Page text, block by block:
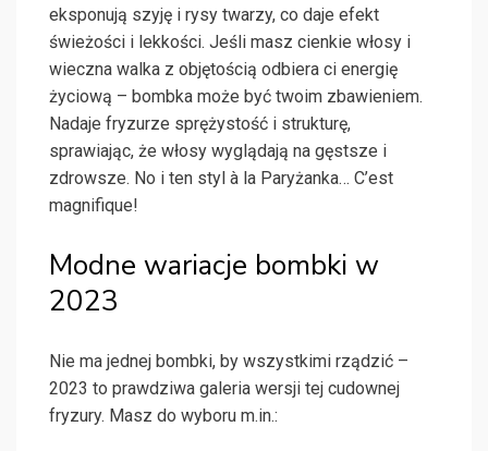
eksponują szyję i rysy twarzy, co daje efekt
świeżości i lekkości. Jeśli masz cienkie włosy i
wieczna walka z objętością odbiera ci energię
życiową – bombka może być twoim zbawieniem.
Nadaje fryzurze sprężystość i strukturę,
sprawiając, że włosy wyglądają na gęstsze i
zdrowsze. No i ten styl à la Paryżanka… C’est
magnifique!
Modne wariacje bombki w
2023
Nie ma jednej bombki, by wszystkimi rządzić –
2023 to prawdziwa galeria wersji tej cudownej
fryzury. Masz do wyboru m.in.: